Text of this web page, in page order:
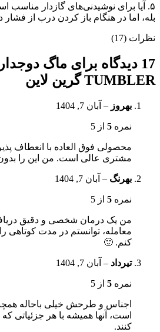
۵. آیا برای نوشیدنی‌های گازدار مناسب است؟
بله، اما در هنگام باز کردن درب از فشار
نظرات (17)
17 دیدگاه برای
TUMBLER گرین لاین
بهروز – آبان 7, 1404
نمره 5 از 5
محصولی فوق العاده با انعطاف
مشتری عالی است. من این را
بهرنگ – آبان 7, 1404
نمره 5 از 5
من یک درمان شخصی و دقیق
معامله، توانستم در مدت کوتاهی
کنم. 🙂
تیرداد – آبان 7, 1404
نمره 5 از 5
اجناس و طرحش خیلی باحاله
است، آنها همیشه با هر جزئیاتی
کنند.